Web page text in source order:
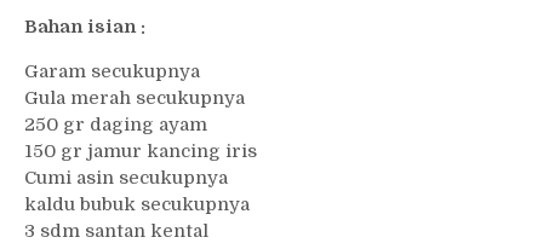
Bahan isian :
Garam secukupnya
Gula merah secukupnya
250 gr daging ayam
150 gr jamur kancing iris
Cumi asin secukupnya
kaldu bubuk secukupnya
3 sdm santan kental